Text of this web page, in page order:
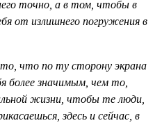
точно, а в том, чтобы в
от излишнего погружения в
что по ту сторону экрана
более значимым, чем то,
жизни, чтобы те люди,
здесь и сейчас, в